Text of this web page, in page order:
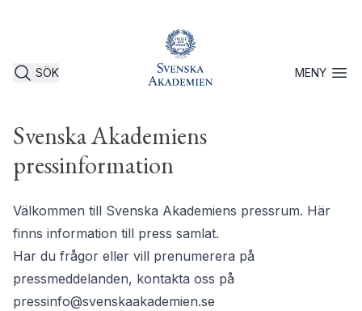
SÖK MENYÖppna
Svenska Akademiens
pressinformation
Välkommen till Svenska Akademiens pressrum. Här
finns information till press samlat.
Har du frågor eller vill prenumerera på
pressmeddelanden, kontakta oss på
pressinfo@svenskaakademien.se